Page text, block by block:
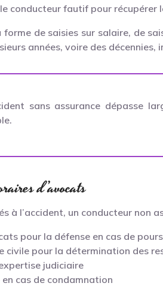
conducteur fautif pour récupérer
de saisies sur salaire, de
années, voire des
sans assurance dépasse
d’avocats
à l’accident, un conducteur non
pour la défense en cas de
civile pour la détermination des
judiciaire
cas de condamnation